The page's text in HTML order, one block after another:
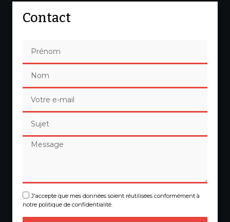
Contact
J'accepte que mes données soient réutilisées conformément à
notre politique de confidentialité.